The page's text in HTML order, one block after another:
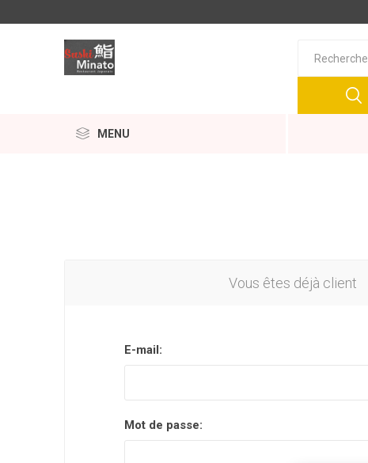
MENU
Vous êtes déjà client
E-mail:
Mot de passe: